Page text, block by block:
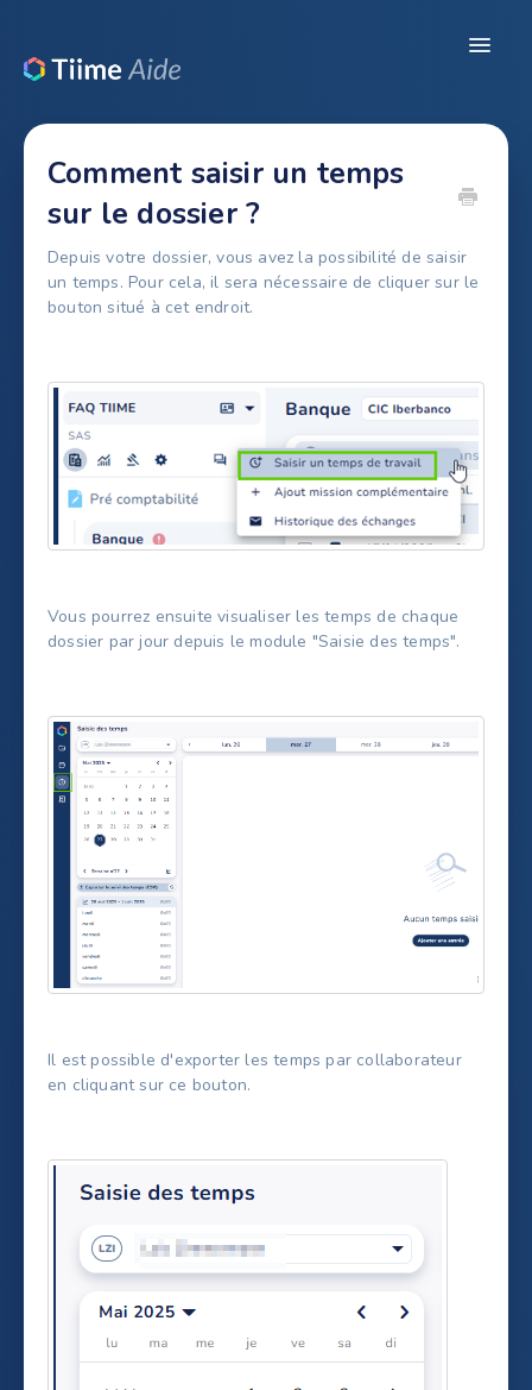
Toggle
Ressources
Configuration du dossier
Pré-comptabilité
Révision / Production
Comment saisir un temps
sur le dossier ?
Depuis votre dossier, vous avez la possibilité de saisir
un temps. Pour cela, il sera nécessaire de cliquer sur le
bouton situé à cet endroit.
Vous pourrez ensuite visualiser les temps de chaque
dossier par jour depuis le module "Saisie des temps".
Il est possible d'exporter les temps par collaborateur
en cliquant sur ce bouton.